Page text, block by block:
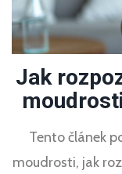
Jak
Tento článek
moudrosti, jak